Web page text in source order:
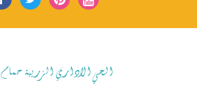
الحي الاداري الزريبة حمام 1152